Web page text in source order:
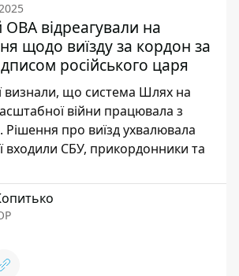
ОВА відреагували на
щодо виїзду за кордон за
російського царя
визнали, що система Шлях на
війни працювала з
про виїзд ухвалювала
входили СБУ, прикордонники та